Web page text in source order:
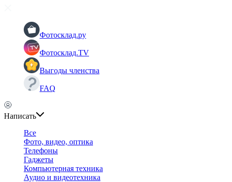
Фотосклад.ру
Фотосклад.TV
Выгоды членства
FAQ
Написать
Все
Фото, видео, оптика
Телефоны
Гаджеты
Компьютерная техника
Аудио и видеотехника